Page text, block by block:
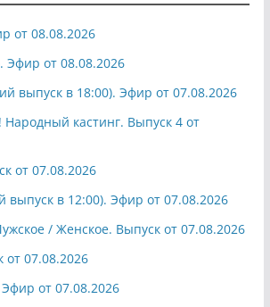
от 08.08.2026
Эфир от 08.08.2026
выпуск в 18:00). Эфир от 07.08.2026
Народный кастинг. Выпуск 4 от
от 07.08.2026
выпуск в 12:00). Эфир от 07.08.2026
/ Женское. Выпуск от 07.08.2026
07.08.2026
от 07.08.2026